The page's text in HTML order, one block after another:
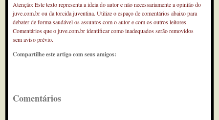
Atenção: Este texto representa a ideia do autor e não necessariamente a opinião do
juve.com.br ou da torcida juventina. Utilize o espaço de comentários abaixo para
debater de forma saudável os assuntos com o autor e com os outros leitores.
Comentários que o juve.com.br identificar como inadequados serão removidos
sem aviso prévio.
Compartilhe este artigo com seus amigos:
Comentários